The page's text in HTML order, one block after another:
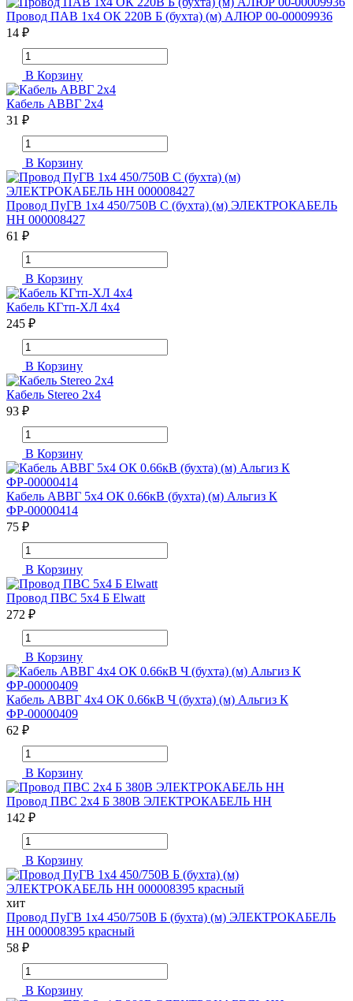
Провод ПАВ 1х4 ОК 220В Б (бухта) (м) АЛЮР 00-00009936
14 ₽
В Корзину
Кабель АВВГ 2х4
31 ₽
В Корзину
Провод ПуГВ 1х4 450/750В С (бухта) (м) ЭЛЕКТРОКАБЕЛЬ
НН 000008427
61 ₽
В Корзину
Кабель КГтп-ХЛ 4х4
245 ₽
В Корзину
Кабель Stereo 2х4
93 ₽
В Корзину
Кабель АВВГ 5х4 ОК 0.66кВ (бухта) (м) Альгиз К
ФР-00000414
75 ₽
В Корзину
Провод ПВС 5х4 Б Elwatt
272 ₽
В Корзину
Кабель АВВГ 4х4 ОК 0.66кВ Ч (бухта) (м) Альгиз К
ФР-00000409
62 ₽
В Корзину
Провод ПВС 2х4 Б 380В ЭЛЕКТРОКАБЕЛЬ НН
142 ₽
В Корзину
хит
Провод ПуГВ 1х4 450/750В Б (бухта) (м) ЭЛЕКТРОКАБЕЛЬ
НН 000008395 красный
58 ₽
В Корзину